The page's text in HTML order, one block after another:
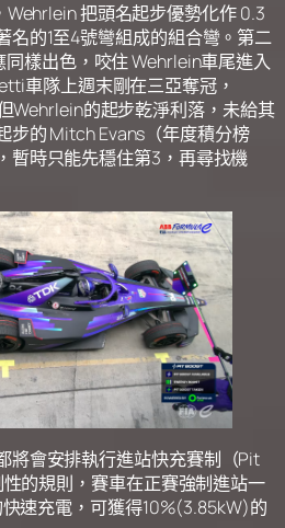
把頭名起步優勢化作 0.3
名的1至4號彎組成的組合彎。第二
同樣出色，咬住 Wehrlein車尾進入
車隊上週末剛在三亞奪冠，
Wehrlein的起步乾淨利落，未給其
步的 Mitch Evans（年度積分榜
暫時只能先穩住第3，再尋找機
將會安排執行進站快充賽制（Pit
的規則，賽車在正賽強制進站一
速充電，可獲得10%(3.85kW)的